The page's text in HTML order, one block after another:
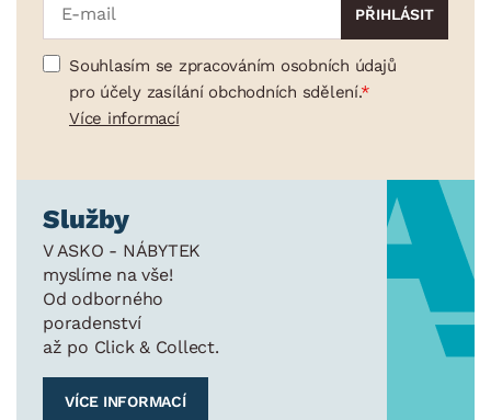
Souhlasím se zpracováním osobních údajů
pro účely zasílání obchodních sdělení.
Více informací
Služby
V ASKO - NÁBYTEK
myslíme na vše!
Od odborného
poradenství
až po Click & Collect.
VÍCE INFORMACÍ